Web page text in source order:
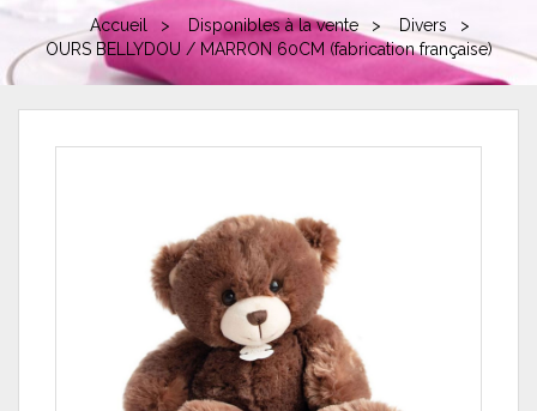
Accueil Disponibles à la vente
Divers
OURS BELLYDOU / MARRON 60CM (fabrication française)